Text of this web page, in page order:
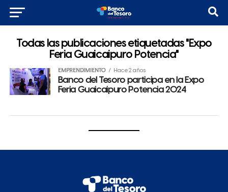
Todas las publicaciones etiquetadas "Expo
Feria Guaicaipuro Potencia"
EMPRENDIMIENTO Hace 2 años
Banco del Tesoro participa en la Expo
Feria Guaicaipuro Potencia 2024